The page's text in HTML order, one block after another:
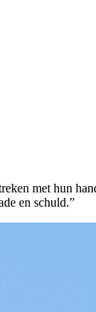
met hun
en schuld.”